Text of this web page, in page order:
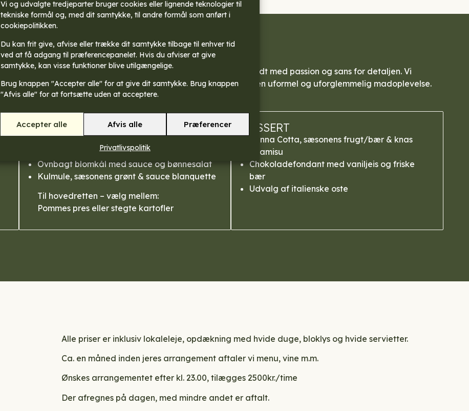
Vi og udvalgte tredjeparter bruger cookies eller lignende teknologier til
tekniske formål og, med dit samtykke, til andre formål som anført i
cookiepolitikken.
Du kan frit give, afvise eller trække dit samtykke tilbage til enhver tid
ved at få adgang til præferencepanelet. Hvis du afviser at give
samtykke, kan visse funktioner blive utilgængelige.
Brug knappen "Accepter alle" for at give dit samtykke. Brug knappen
"Afvis alle" for at fortsætte uden at acceptere.
Accepter alle Afvis alle Præferencer
Privatlivspolitik
Vi byder altid på sæsonens bedste råvarer, tilberedt med passion og sans for detaljen. Vi
fokuserer på enkle, smagfulde retter, der skaber en uformel og uforglemmelig madoplevelse.
HOVEDRETTER
Peberbøf, glace & sæsonens grønt
Perlehøne, glace & sæsonens grønt
Ovnbagt blomkål med sauce og bønnesalat
Kulmule, sæsonens grønt & sauce blanquette
Til hovedretten – vælg mellem:
Pommes pres eller stegte kartofler
DESSERT
Panna Cotta, sæsonens frugt/bær & knas
Tiramisu
Chokoladefondant med vaniljeis og friske
bær
Udvalg af italienske oste
Alle priser er inklusiv lokaleleje, opdækning med hvide duge, bloklys og hvide servietter.
Ca. en måned inden jeres arrangement aftaler vi menu, vine m.m.
Ønskes arrangementet efter kl. 23.00, tilægges 2500kr./time
Der afregnes på dagen, med mindre andet er aftalt.